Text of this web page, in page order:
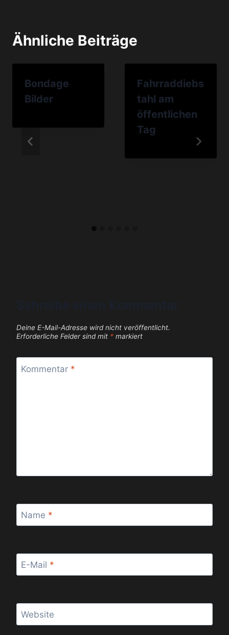
Ähnliche Beiträge
Bondage
Bilder
Fahrraddiebs
tahl am
öffentlichen
Tag
Deine E-Mail-Adresse wird nicht veröffentlicht.
Erforderliche Felder sind mit * markiert
Kommentar *
Name *
E-Mail *
Website